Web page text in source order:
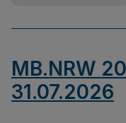
MB.NRW
31.07.2026